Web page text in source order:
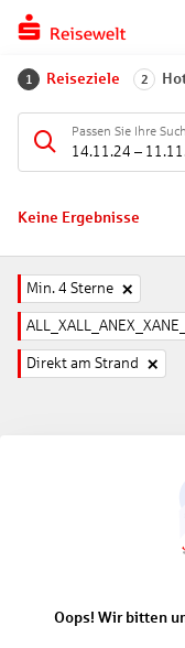
1 Reiseziele 2
Passen Sie Ihre
14.11.24 –
Keine Ergebnisse
Min. 4 Sterne
Direkt am Strand
Oops! Wir bitten